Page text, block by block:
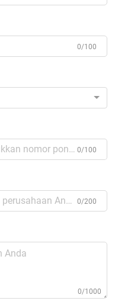
0/100
0/100
0/200
0/1000